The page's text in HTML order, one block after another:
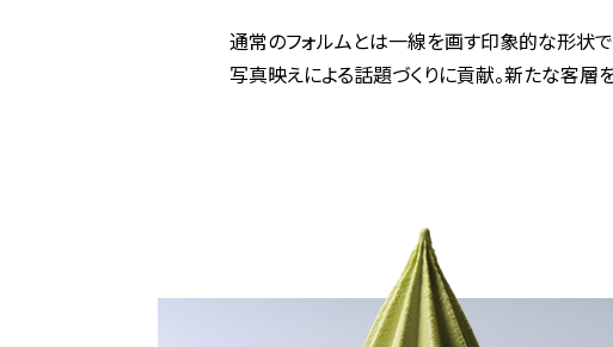
通常のフォルムとは一線を画す印象的な形状
写真映えによる話題づくりに貢献。新たな客層